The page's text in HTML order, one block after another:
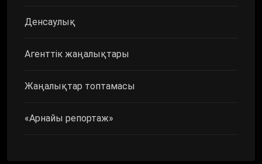
Денсаулық
Агенттік жаңалықтары
Жаңалықтар топтамасы
«Арнайы репортаж»